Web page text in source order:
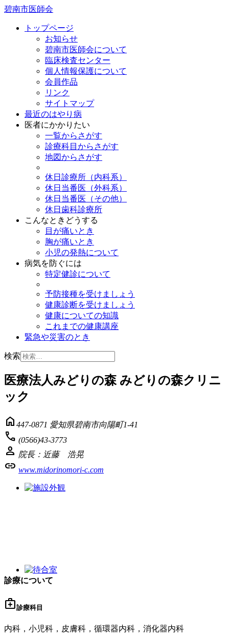
碧南市医師会
トップページ
お知らせ
碧南市医師会について
臨床検査センター
個人情報保護について
会員作品
リンク
サイトマップ
最近のはやり病
医者にかかりたい
一覧からさがす
診療科目からさがす
地図からさがす
休日診療所（内科系）
休日当番医（外科系）
休日当番医（その他）
休日歯科診療所
こんなときどうする
目が痛いとき
胸が痛いとき
小児の発熱について
病気を防ぐには
特定健診について
予防接種を受けましょう
健康診断を受けましょう
健康についての知識
これまでの健康講座
緊急や災害のとき
検索
医療法人みどりの森 みどりの森クリニ
ック
home 447-0871 愛知県碧南市向陽町1-41
phone (0566)43-3773
person 院長：近藤 浩晃
link www.midorinomori-c.com
診療について
medical_services診療科目
内科，小児科，皮膚科，循環器内科，消化器内科